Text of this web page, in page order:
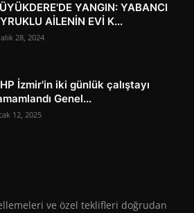
YANGIN: YABANCI
AİLENİN EVİ K...
28, 2024
İzmir'in iki günlük çalıştayı
Genel...
12, 2025
ve özel teklifleri doğrudan